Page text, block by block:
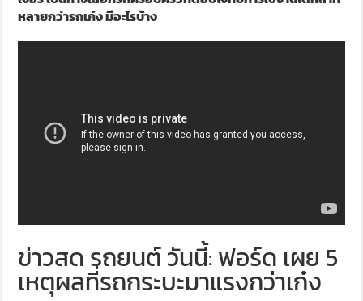
หลายกว่ารถเก๋ง มีอะไรบ้าง
ข่าวสด รถยนต์ วันนี้: ฟอร์ด เผย 5
เหตุผลที่รถกระบะมาแรงกว่าเก๋ง